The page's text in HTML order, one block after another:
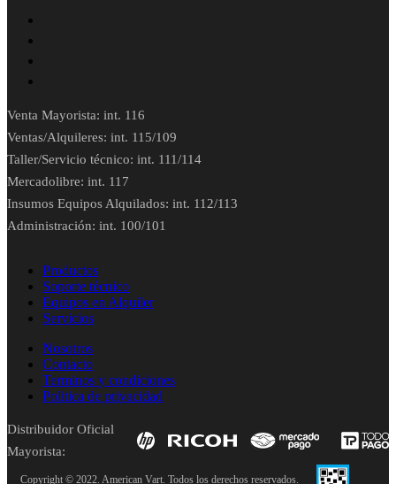
Venta Mayorista: int. 116
Ventas/Alquileres: int. 115/109
Taller/Servicio técnico: int. 111/114
Mercadolibre: int. 117
Insumos Equipos Alquilados: int. 112/113
Administración: int. 100/101
Productos
Soporte técnico
Equipos en Alquiler
Servicios
Nosotros
Contacto
Terminos y condiciones
Politica de privacidad
Distribuidor Oficial
Mayorista:
Copyright © 2022. American Vart. Todos los derechos reservados.